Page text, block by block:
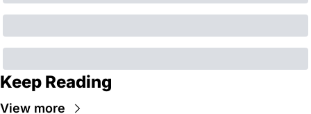
Keep Reading
View more